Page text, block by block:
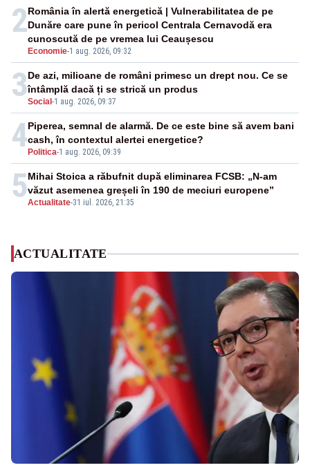
2
Economie-1 aug. 2026, 09:32
România în alertă energetică | Vulnerabilitatea de pe
Dunăre care pune în pericol Centrala Cernavodă era
cunoscută de pe vremea lui Ceaușescu
3Social -1 aug. 2026, 09:37
De azi, milioane de români primesc un drept nou. Ce se
întâmplă dacă ți se strică un produs
4 Politica-1 aug. 2026, 09:39
Piperea, semnal de alarmă. De ce este bine să avem bani
cash, în contextul alertei energetice?
5Actualitate-31 iul. 2026, 21:35
Mihai Stoica a răbufnit după eliminarea FCSB: „N-am
văzut asemenea greșeli în 190 de meciuri europene”
ACTUALITATE